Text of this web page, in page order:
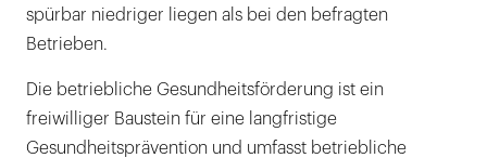
spürbar niedriger liegen als bei den befragten
Betrieben.
Die betriebliche Gesundheitsförderung ist ein
freiwilliger Baustein für eine langfristige
Gesundheitsprävention und umfasst betriebliche